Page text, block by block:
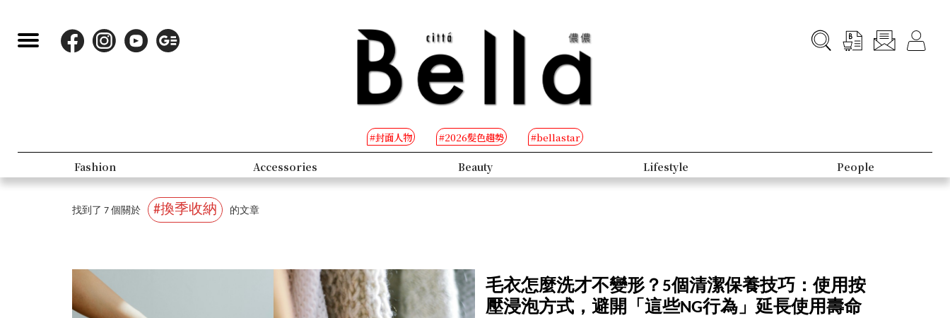
#封面人物 #2026髮色趨勢 #bellastar
Fashion Accessories Beauty Lifestyle People
找到了 7 個關於 #換季收納 的文章
毛衣怎麼洗才不變形？5個清潔保養技巧：使用按
壓浸泡方式，避開「這些NG行為」延長使用壽命